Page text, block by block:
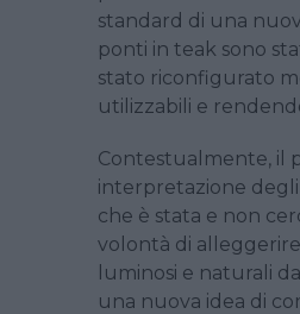
standard di una
ponti in teak sono
stato riconfigurato
utilizzabili e
Contestualmente, il
interpretazione degli
che è stata e non
volontà di
luminosi e naturali
una nuova idea di